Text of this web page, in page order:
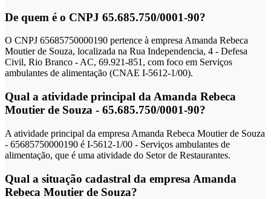
De quem é o CNPJ 65.685.750/0001-90?
O CNPJ 65685750000190 pertence à empresa Amanda Rebeca
Moutier de Souza, localizada na Rua Independencia, 4 - Defesa
Civil, Rio Branco - AC, 69.921-851, com foco em Serviços
ambulantes de alimentação (CNAE I-5612-1/00).
Qual a atividade principal da Amanda Rebeca
Moutier de Souza - 65.685.750/0001-90?
A atividade principal da empresa Amanda Rebeca Moutier de Souza
- 65685750000190 é I-5612-1/00 - Serviços ambulantes de
alimentação, que é uma atividade do Setor de Restaurantes.
Qual a situação cadastral da empresa Amanda
Rebeca Moutier de Souza?